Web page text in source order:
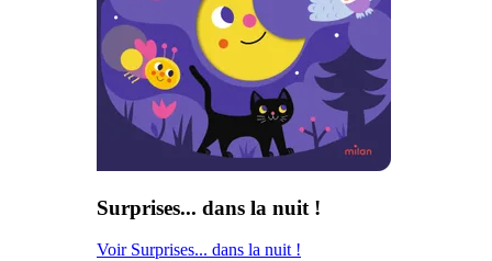
Surprises... dans la nuit !
Voir Surprises... dans la nuit !